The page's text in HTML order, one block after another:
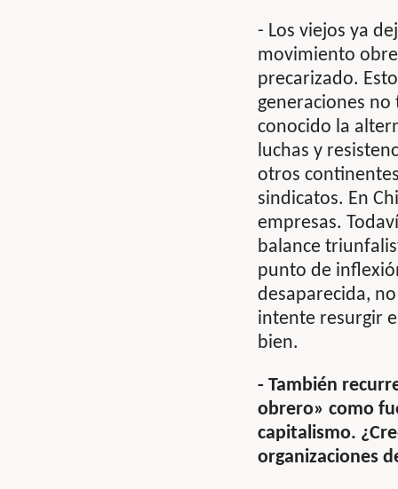
- Los viejos ya
movimiento
precarizado.
generaciones no
conocido la
luchas y
otros
sindicatos. En
empresas.
balance
punto de
desaparecida,
intente resurgir
bien.
- También
obrero» como
capitalismo.
organizaciones